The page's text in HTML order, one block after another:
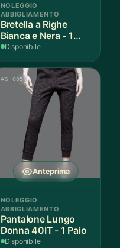
NOLEGGIO
ABBIGLIAMENTO
Bretella a Righe
Bianca e Nera - 1
Pezzo
Disponibile
Anteprima
AS 005
NOLEGGIO
ABBIGLIAMENTO
Pantalone Lungo
Donna 40IT - 1 Paio
Disponibile